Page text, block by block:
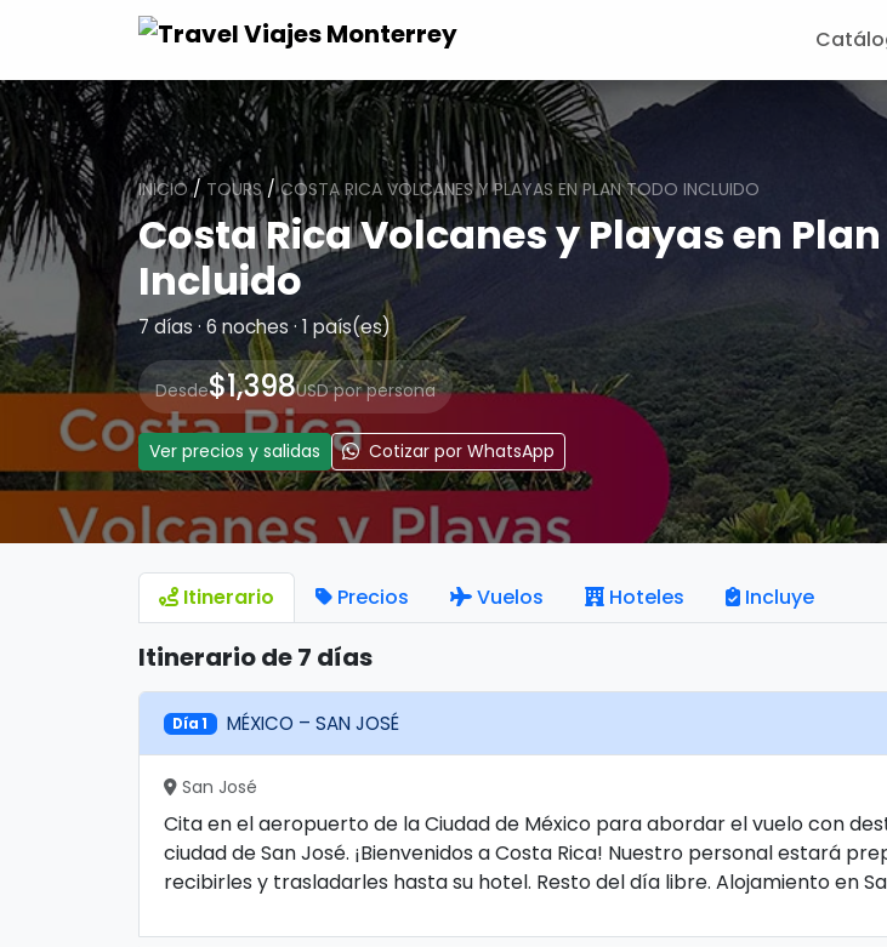
INICIO/TOURS/COSTA RICA VOLCANES Y PLAYAS EN PLAN TODO INCLUIDO
Costa Rica Volcanes y Playas en
Incluido
7 días · 6 noches · 1 país(es)
Desde$1,398USD por persona
Ver precios y salidas Cotizar por WhatsApp
Itinerario Precios Vuelos Hoteles Incluye
Itinerario de 7 días
Día 1 MÉXICO – SAN JOSÉ
San José
Cita en el aeropuerto de la Ciudad de México para abordar el vuelo con
ciudad de San José. ¡Bienvenidos a Costa Rica! Nuestro personal estará
recibirles y trasladarles hasta su hotel. Resto del día libre. Alojamiento en